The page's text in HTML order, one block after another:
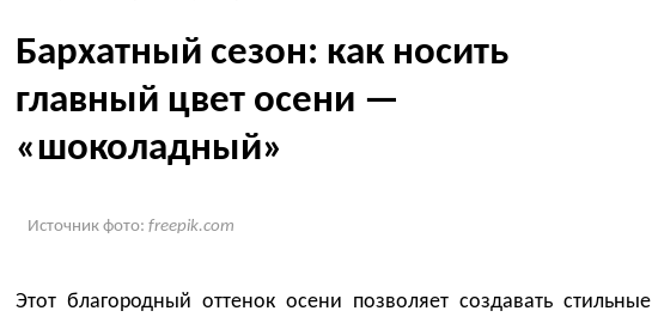
Бархатный сезон: как носить
главный цвет осени —
«шоколадный»
Источник фото: freepik.com
Этот благородный оттенок осени позволяет создавать стильные